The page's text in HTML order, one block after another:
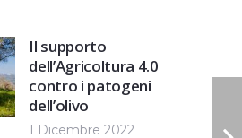
Il supporto
dell’Agricoltura 4.0
contro i patogeni
dell’olivo
1 Dicembre 2022